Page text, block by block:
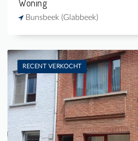
Bunsbeek (Glabbeek)
RECENT VERKOCHT
Te koop:
1